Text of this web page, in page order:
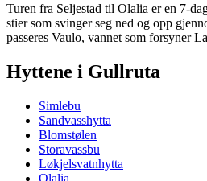
Turen fra Seljestad til Olalia er en 7-
stier som svinger seg ned og opp
passeres Vaulo, vannet som forsyner
Hyttene i Gullruta
Simlebu
Sandvasshytta
Blomstølen
Storavassbu
Løkjelsvatnhytta
Olalia